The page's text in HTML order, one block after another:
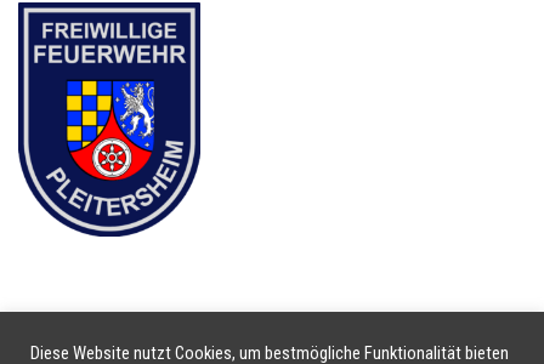
Diese Website nutzt Cookies, um bestmögliche Funktionalität bieten